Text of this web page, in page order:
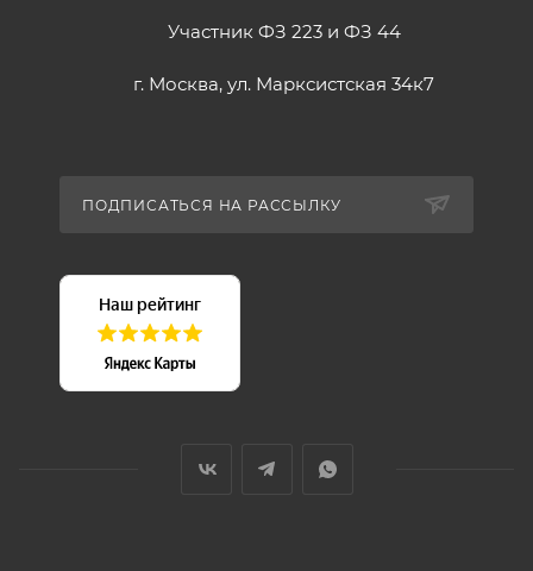
Участник ФЗ 223 и ФЗ 44
г. Москва, ул. Марксистская 34к7
ПОДПИСАТЬСЯ НА РАССЫЛКУ